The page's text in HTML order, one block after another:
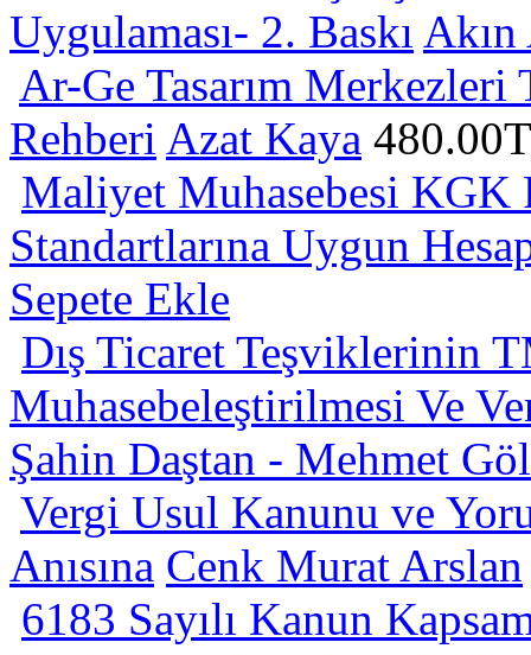
Uygulaması- 2. Baskı
Ar-Ge Tasarım
Rehberi Azat Kaya
Maliyet Muhasebesi KGK
Standartlarına Uygun
Sepete Ekle
Dış Ticaret Teşviklerinin
Muhasebeleştirilmesi Ve
Şahin Daştan - Mehmet Göl
Vergi Usul Kanunu ve
Anısına Cenk Murat Arslan
6183 Sayılı Kanun